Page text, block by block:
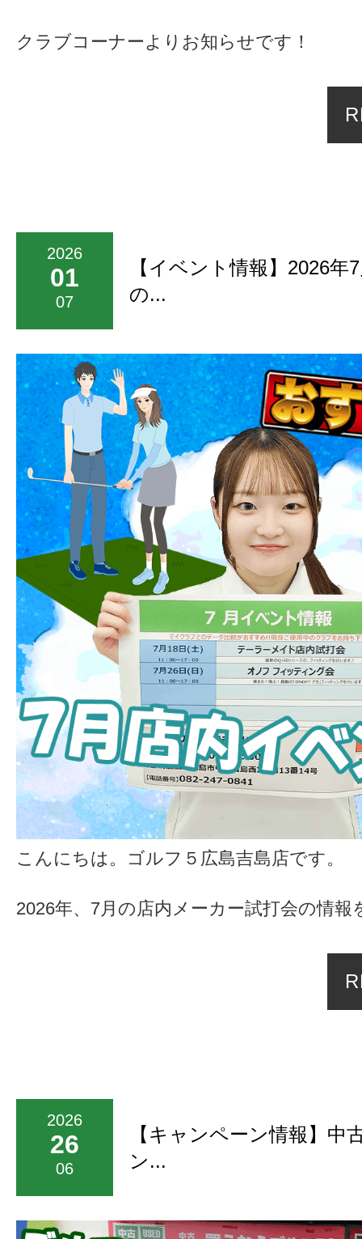
クラブコーナーよりお知らせです！
2026
01
07
【イベント情報】2026年
の...
こんにちは。ゴルフ５広島吉島店です。
2026年、7月の店内メーカー試打会の情報
2026
26
06
【キャンペーン情報】中
ン...